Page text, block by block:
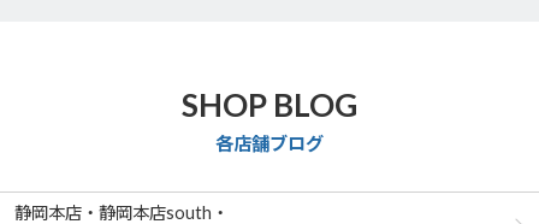
SHOP BLOG
各店舗ブログ
静岡本店・静岡本店south・